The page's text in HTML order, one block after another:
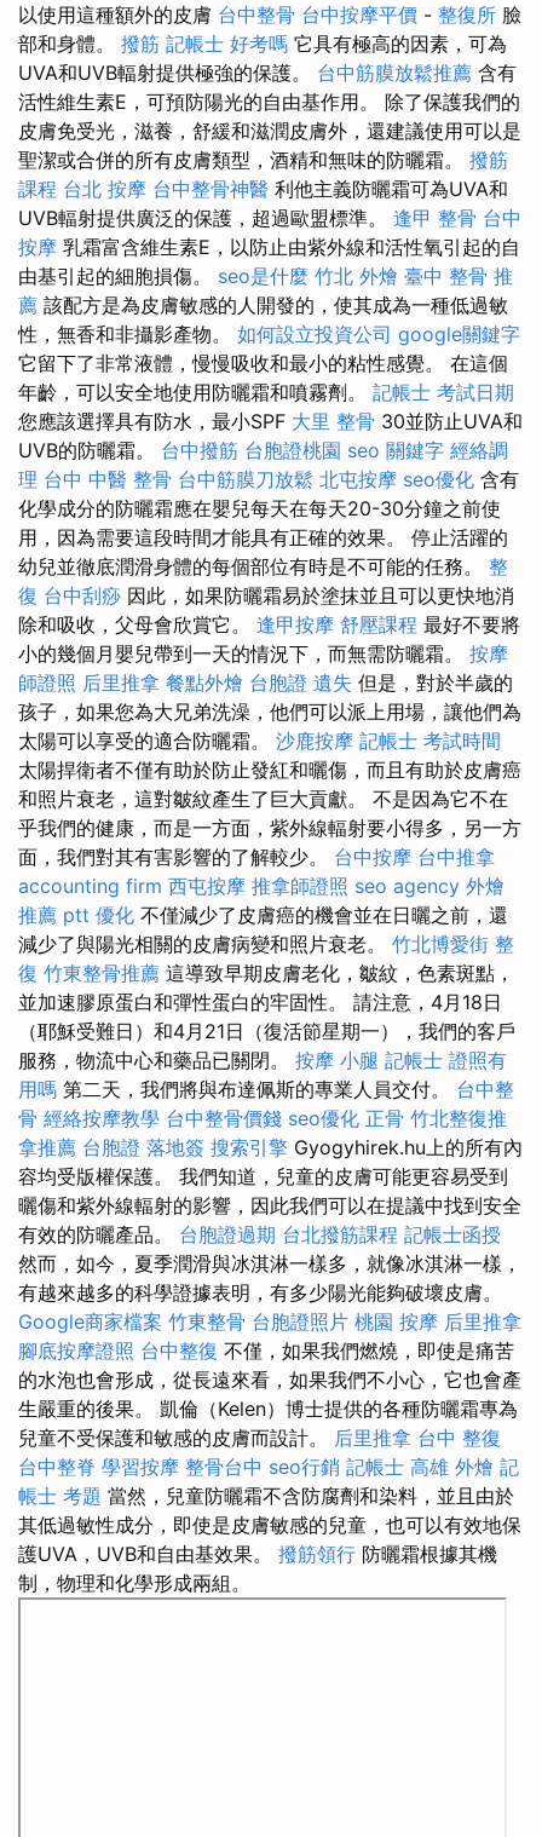
以使用這種額外的皮膚 台中整骨 台中按摩平價 - 整復所 臉
部和身體。 撥筋 記帳士 好考嗎 它具有極高的因素，可為
UVA和UVB輻射提供極強的保護。 台中筋膜放鬆推薦 含有
活性維生素E，可預防陽光的自由基作用。 除了保護我們的
皮膚免受光，滋養，舒緩和滋潤皮膚外，還建議使用可以是
聖潔或合併的所有皮膚類型，酒精和無味的防曬霜。 撥筋
課程 台北 按摩 台中整骨神醫 利他主義防曬霜可為UVA和
UVB輻射提供廣泛的保護，超過歐盟標準。 逢甲 整骨 台中
按摩 乳霜富含維生素E，以防止由紫外線和活性氧引起的自
由基引起的細胞損傷。 seo是什麼 竹北 外燴 臺中 整骨 推
薦 該配方是為皮膚敏感的人開發的，使其成為一種低過敏
性，無香和非攝影產物。 如何設立投資公司 google關鍵字
它留下了非常液體，慢慢吸收和最小的粘性感覺。 在這個
年齡，可以安全地使用防曬霜和噴霧劑。 記帳士 考試日期
您應該選擇具有防水，最小SPF 大里 整骨 30並防止UVA和
UVB的防曬霜。 台中撥筋 台胞證桃園 seo 關鍵字 經絡調
理 台中 中醫 整骨 台中筋膜刀放鬆 北屯按摩 seo優化 含有
化學成分的防曬霜應在嬰兒每天在每天20-30分鐘之前使
用，因為需要這段時間才能具有正確的效果。 停止活躍的
幼兒並徹底潤滑身體的每個部位有時是不可能的任務。 整
復 台中刮痧 因此，如果防曬霜易於塗抹並且可以更快地消
除和吸收，父母會欣賞它。 逢甲按摩 舒壓課程 最好不要將
小的幾個月嬰兒帶到一天的情況下，而無需防曬霜。 按摩
師證照 后里推拿 餐點外燴 台胞證 遺失 但是，對於半歲的
孩子，如果您為大兄弟洗澡，他們可以派上用場，讓他們為
太陽可以享受的適合防曬霜。 沙鹿按摩 記帳士 考試時間
太陽捍衛者不僅有助於防止發紅和曬傷，而且有助於皮膚癌
和照片衰老，這對皺紋產生了巨大貢獻。 不是因為它不在
乎我們的健康，而是一方面，紫外線輻射要小得多，另一方
面，我們對其有害影響的了解較少。 台中按摩 台中推拿
accounting firm 西屯按摩 推拿師證照 seo agency 外燴
推薦 ptt 優化 不僅減少了皮膚癌的機會並在日曬之前，還
減少了與陽光相關的皮膚病變和照片衰老。 竹北博愛街 整
復 竹東整骨推薦 這導致早期皮膚老化，皺紋，色素斑點，
並加速膠原蛋白和彈性蛋白的牢固性。 請注意，4月18日
（耶穌受難日）和4月21日（復活節星期一），我們的客戶
服務，物流中心和藥品已關閉。 按摩 小腿 記帳士 證照有
用嗎 第二天，我們將與布達佩斯的專業人員交付。 台中整
骨 經絡按摩教學 台中整骨價錢 seo優化 正骨 竹北整復推
拿推薦 台胞證 落地簽 搜索引擎 Gyogyhirek.hu上的所有內
容均受版權保護。 我們知道，兒童的皮膚可能更容易受到
曬傷和紫外線輻射的影響，因此我們可以在提議中找到安全
有效的防曬產品。 台胞證過期 台北撥筋課程 記帳士函授
然而，如今，夏季潤滑與冰淇淋一樣多，就像冰淇淋一樣，
有越來越多的科學證據表明，有多少陽光能夠破壞皮膚。
Google商家檔案 竹東整骨 台胞證照片 桃園 按摩 后里推拿
腳底按摩證照 台中整復 不僅，如果我們燃燒，即使是痛苦
的水泡也會形成，從長遠來看，如果我們不小心，它也會產
生嚴重的後果。 凱倫（Kelen）博士提供的各種防曬霜專為
兒童不受保護和敏感的皮膚而設計。 后里推拿 台中 整復
台中整脊 學習按摩 整骨台中 seo行銷 記帳士 高雄 外燴 記
帳士 考題 當然，兒童防曬霜不含防腐劑和染料，並且由於
其低過敏性成分，即使是皮膚敏感的兒童，也可以有效地保
護UVA，UVB和自由基效果。 撥筋領行 防曬霜根據其機
制，物理和化學形成兩組。